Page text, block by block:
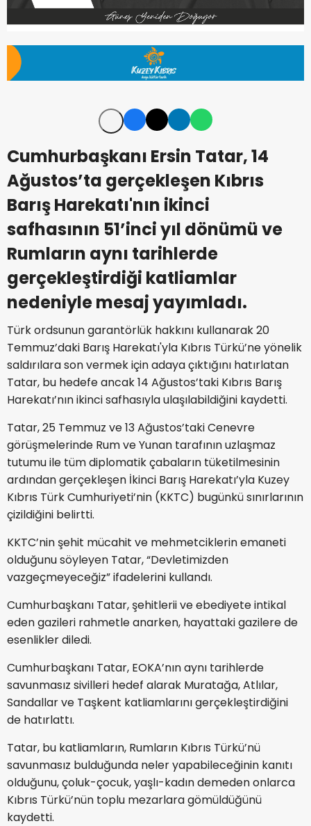
Cumhurbaşkanı Ersin Tatar, 14
Ağustos’ta gerçekleşen Kıbrıs
Barış Harekatı'nın ikinci
safhasının 51’inci yıl dönümü ve
Rumların aynı tarihlerde
gerçekleştirdiği katliamlar
nedeniyle mesaj yayımladı.
Türk ordsunun garantörlük hakkını kullanarak 20
Temmuz’daki Barış Harekatı'yla Kıbrıs Türkü’ne yönelik
saldırılara son vermek için adaya çıktığını hatırlatan
Tatar, bu hedefe ancak 14 Ağustos’taki Kıbrıs Barış
Harekatı’nın ikinci safhasıyla ulaşılabildiğini kaydetti.
Tatar, 25 Temmuz ve 13 Ağustos’taki Cenevre
görüşmelerinde Rum ve Yunan tarafının uzlaşmaz
tutumu ile tüm diplomatik çabaların tüketilmesinin
ardından gerçekleşen İkinci Barış Harekatı’yla Kuzey
Kıbrıs Türk Cumhuriyeti’nin (KKTC) bugünkü sınırlarının
çizildiğini belirtti.
KKTC’nin şehit mücahit ve mehmetciklerin emaneti
olduğunu söyleyen Tatar, “Devletimizden
vazgeçmeyeceğiz” ifadelerini kullandı.
Cumhurbaşkanı Tatar, şehitlerii ve ebediyete intikal
eden gazileri rahmetle anarken, hayattaki gazilere de
esenlikler diledi.
Cumhurbaşkanı Tatar, EOKA’nın aynı tarihlerde
savunmasız sivilleri hedef alarak Muratağa, Atlılar,
Sandallar ve Taşkent katliamlarını gerçekleştirdiğini
de hatırlattı.
Tatar, bu katliamların, Rumların Kıbrıs Türkü’nü
savunmasız bulduğunda neler yapabileceğinin kanıtı
olduğunu, çoluk-çocuk, yaşlı-kadın demeden onlarca
Kıbrıs Türkü’nün toplu mezarlara gömüldüğünü
kaydetti.